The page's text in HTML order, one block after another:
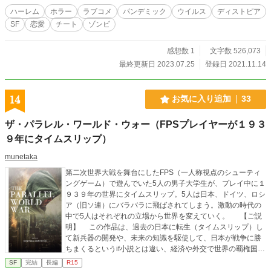
ハーレム ホラー ラブコメ パンデミック ウイルス
ディストピア
SF
恋愛 チート ゾンビ
感想数 1
文字数 526,073
最終更新日 2023.07.25
登録日 2021.11.14
14 お気に入り追加 33
ザ・パラレル・ワールド・ウォー（FPSプレイヤーが１９３
９年にタイムスリップ）
munetaka
第二次世界大戦を舞台にしたFPS（一人称視点のシューティ
ングゲーム）で遊んでいた5人の男子大学生が、プレイ中に１
９３９年の世界にタイムスリップ。5人は日本、ドイツ、ロシ
ア（旧ソ連）にバラバラに飛ばされてしまう。激動の時代の
中で5人はそれぞれの立場から世界を変えていく。 【ご説
明】 この作品は、過去の日本に転生（タイムスリップ）し
て新兵器の開発や、未来の知識を駆使して、日本が戦争に勝
ちまくるというif小説とは違い、経済や外交で世界の覇権国家
を目指す、これまでとは少し違った視点を楽しめる小説とな
っております。 戦争の話ではありますが、生々しい描写は避
SF 完結 長編 R15